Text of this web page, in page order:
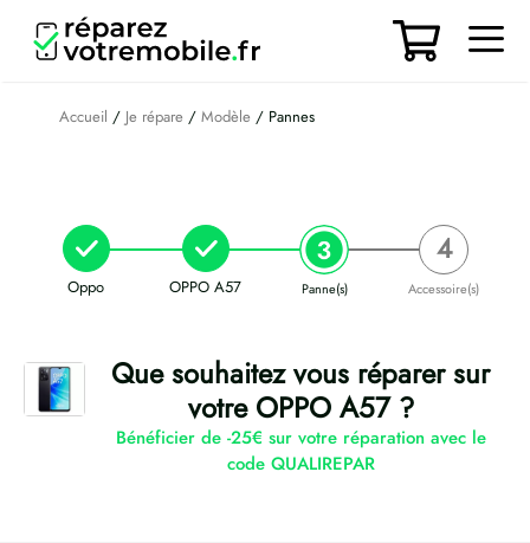
contenu
Accueil / Je répare / Modèle / Pannes
Oppo OPPO A57 Panne(s) Accessoire(s)
Que souhaitez vous réparer sur
votre OPPO A57 ?
Bénéficier de -25€ sur votre réparation avec le
code QUALIREPAR